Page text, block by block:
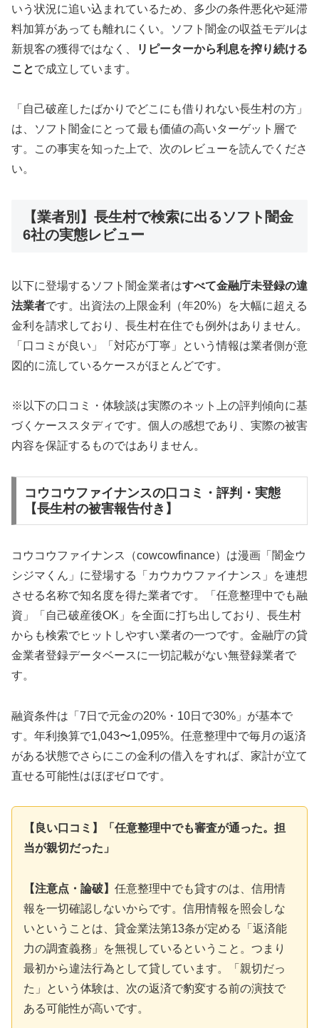
いう状況に追い込まれているため、多少の条件悪化や延滞
料加算があっても離れにくい。ソフト闇金の収益モデルは
新規客の獲得ではなく、
リピーターから利息を搾り続ける
ことで成立しています。
「自己破産したばかりでどこにも借りれない長生村の方」
は、ソフト闇金にとって最も価値の高いターゲット層で
す。この事実を知った上で、次のレビューを読んでくださ
い。
【業者別】長生村で検索に出るソフト闇金
6社の実態レビュー
以下に登場するソフト闇金業者はすべて金融庁未登録の違
法業者です。出資法の上限金利（年20%）を大幅に超える
金利を請求しており、長生村在住でも例外はありません。
「口コミが良い」「対応が丁寧」という情報は業者側が意
図的に流しているケースがほとんどです。
※以下の口コミ・体験談は実際のネット上の評判傾向に基
づくケーススタディです。個人の感想であり、実際の被害
内容を保証するものではありません。
コウコウファイナンスの口コミ・評判・実態
【長生村の被害報告付き】
コウコウファイナンス（cowcowfinance）は漫画「闇金ウ
シジマくん」に登場する「カウカウファイナンス」を連想
させる名称で知名度を得た業者です。「任意整理中でも融
資」「自己破産後OK」を全面に打ち出しており、長生村
からも検索でヒットしやすい業者の一つです。金融庁の貸
金業者登録データベースに一切記載がない無登録業者で
す。
融資条件は「7日で元金の20%・10日で30%」が基本で
す。年利換算で1,043〜1,095%。任意整理中で毎月の返済
がある状態でさらにこの金利の借入をすれば、家計が立て
直せる可能性はほぼゼロです。
【良い口コミ】「任意整理中でも審査が通った。担
当が親切だった」
【注意点・論破】 任意整理中でも貸すのは、信用情
報を一切確認しないからです。信用情報を照会しな
いということは、貸金業法第13条が定める「返済能
力の調査義務」を無視しているということ。つまり
最初から違法行為として貸しています。「親切だっ
た」という体験は、次の返済で豹変する前の演技で
ある可能性が高いです。